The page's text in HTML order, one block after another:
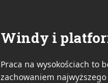
Windy i
Praca na wysokościach to
zachowaniem